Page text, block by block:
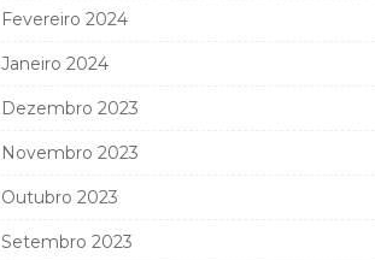
Fevereiro 2024
Janeiro 2024
Dezembro 2023
Novembro 2023
Outubro 2023
Setembro 2023